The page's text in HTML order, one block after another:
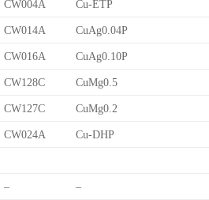
CW004A Cu-ETP
CW014A CuAg0.04P
CW016A CuAg0.10P
CW128C CuMg0.5
CW127C CuMg0.2
CW024A Cu-DHP
– –